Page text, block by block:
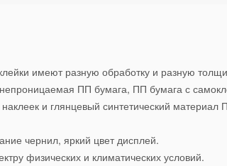
имеют разную обработку и разную
ПП бумага, ПП бумага с
и глянцевый синтетический материал
чернил, яркий цвет дисплей.
физических и климатических условий.